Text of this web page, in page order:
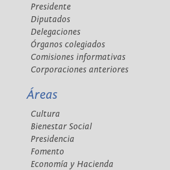
Presidente
Diputados
Delegaciones
Órganos colegiados
Comisiones informativas
Corporaciones anteriores
Áreas
Cultura
Bienestar Social
Presidencia
Fomento
Economía y Hacienda